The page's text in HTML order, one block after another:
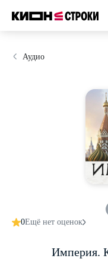
Аудио
0Ещё нет оценок
Империя.